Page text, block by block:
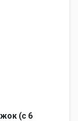
(с 6